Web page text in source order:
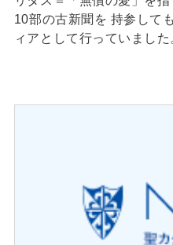
10部の古新聞を 持参して
ィアとして行っていまし